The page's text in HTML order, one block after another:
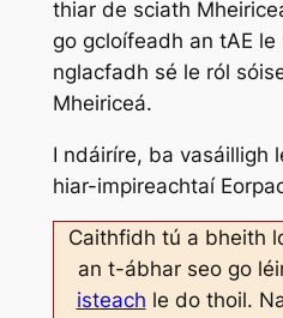
thiar de sciath
go gcloífeadh an tAE
nglacfadh sé le ról
Mheiriceá.
I ndáiríre, ba vasáilligh
hiar-impireachtaí
Caithfidh tú a bheith
an t-ábhar seo go
isteach le do thoil.